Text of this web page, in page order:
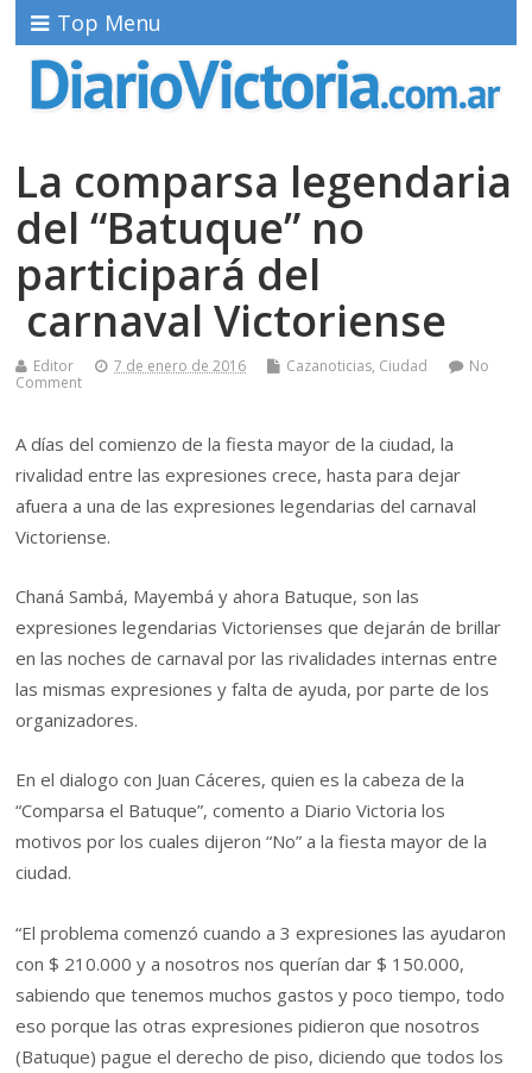
Top Menu
La comparsa legendaria
del “Batuque” no
participará del
carnaval Victoriense
Editor 7 de enero de 2016 Cazanoticias, Ciudad
No
Comment
A días del comienzo de la fiesta mayor de la ciudad, la
rivalidad entre las expresiones crece, hasta para dejar
afuera a una de las expresiones legendarias del carnaval
Victoriense.
Chaná Sambá, Mayembá y ahora Batuque, son las
expresiones legendarias Victorienses que dejarán de brillar
en las noches de carnaval por las rivalidades internas entre
las mismas expresiones y falta de ayuda, por parte de los
organizadores.
En el dialogo con Juan Cáceres, quien es la cabeza de la
“Comparsa el Batuque”, comento a Diario Victoria los
motivos por los cuales dijeron “No” a la fiesta mayor de la
ciudad.
“El problema comenzó cuando a 3 expresiones las ayudaron
con $ 210.000 y a nosotros nos querían dar $ 150.000,
sabiendo que tenemos muchos gastos y poco tiempo, todo
eso porque las otras expresiones pidieron que nosotros
(Batuque) pague el derecho de piso, diciendo que todos los